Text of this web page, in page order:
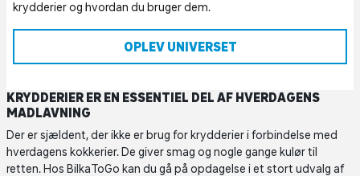
krydderier og hvordan du bruger dem.
OPLEV UNIVERSET
KRYDDERIER ER EN ESSENTIEL DEL AF HVERDAGENS
MADLAVNING
Der er sjældent, der ikke er brug for krydderier i forbindelse med
hverdagens kokkerier. De giver smag og nogle gange kulør til
retten. Hos BilkaToGo kan du gå på opdagelse i et stort udvalg af